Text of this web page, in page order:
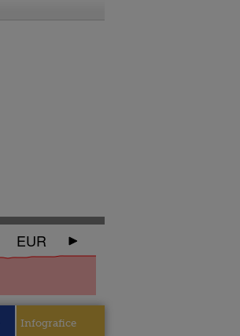
EUR
Infografice